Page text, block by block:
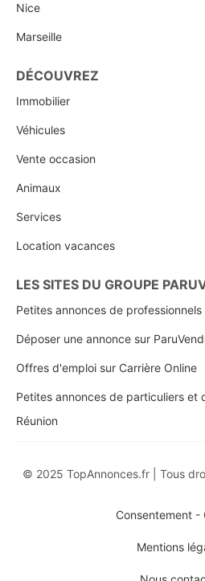
Nice
Marseille
DÉCOUVREZ
Immobilier
Véhicules
Vente occasion
Animaux
Services
Location vacances
LES SITES DU GROUPE
Petites annonces de
Déposer une annonce sur
Offres d'emploi sur Carrière Online
Petites annonces de particuliers et
Réunion
© 2025 TopAnnonces.fr | Tous
Consentement -
Mentions